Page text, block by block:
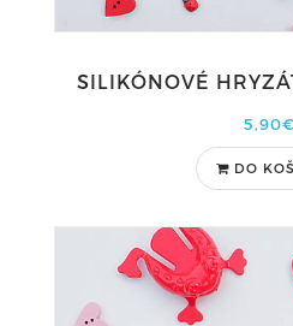
SILIKÓNOVÉ
5,90€
DO